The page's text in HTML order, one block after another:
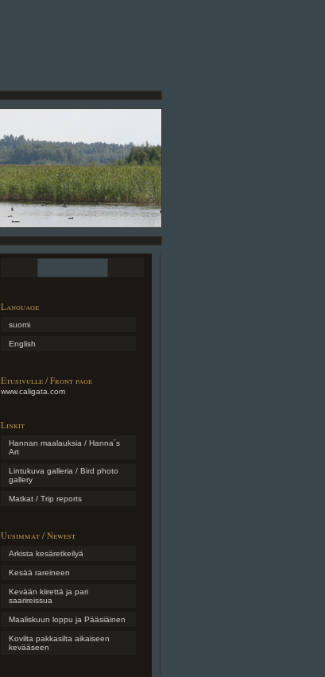
Language
suomi
English
Etusivulle / Front page
www.caligata.com
Linkit
Hannan maalauksia / Hanna´s
Art
Lintukuva galleria / Bird photo
gallery
Matkat / Trip reports
Uusimmat / Newest
Arkista kesäretkeilyä
Kesää rareineen
Kevään kiirettä ja pari
saarireissua
Maaliskuun loppu ja Pääsiäinen
Kovilta pakkasilta aikaiseen
kevääseen